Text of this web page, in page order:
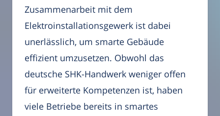
Zusammenarbeit mit dem
Elektroinstallationsgewerk ist dabei
unerlässlich, um smarte Gebäude
effizient umzusetzen. Obwohl das
deutsche SHK-Handwerk weniger offen
für erweiterte Kompetenzen ist, haben
viele Betriebe bereits in smartes